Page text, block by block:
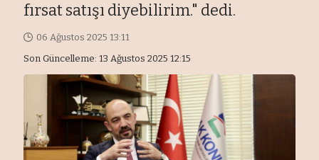
fırsat satışı diyebilirim." dedi.
Son Güncelleme: 13 Ağustos 2025 12:15
06 Ağustos 2025 13:11